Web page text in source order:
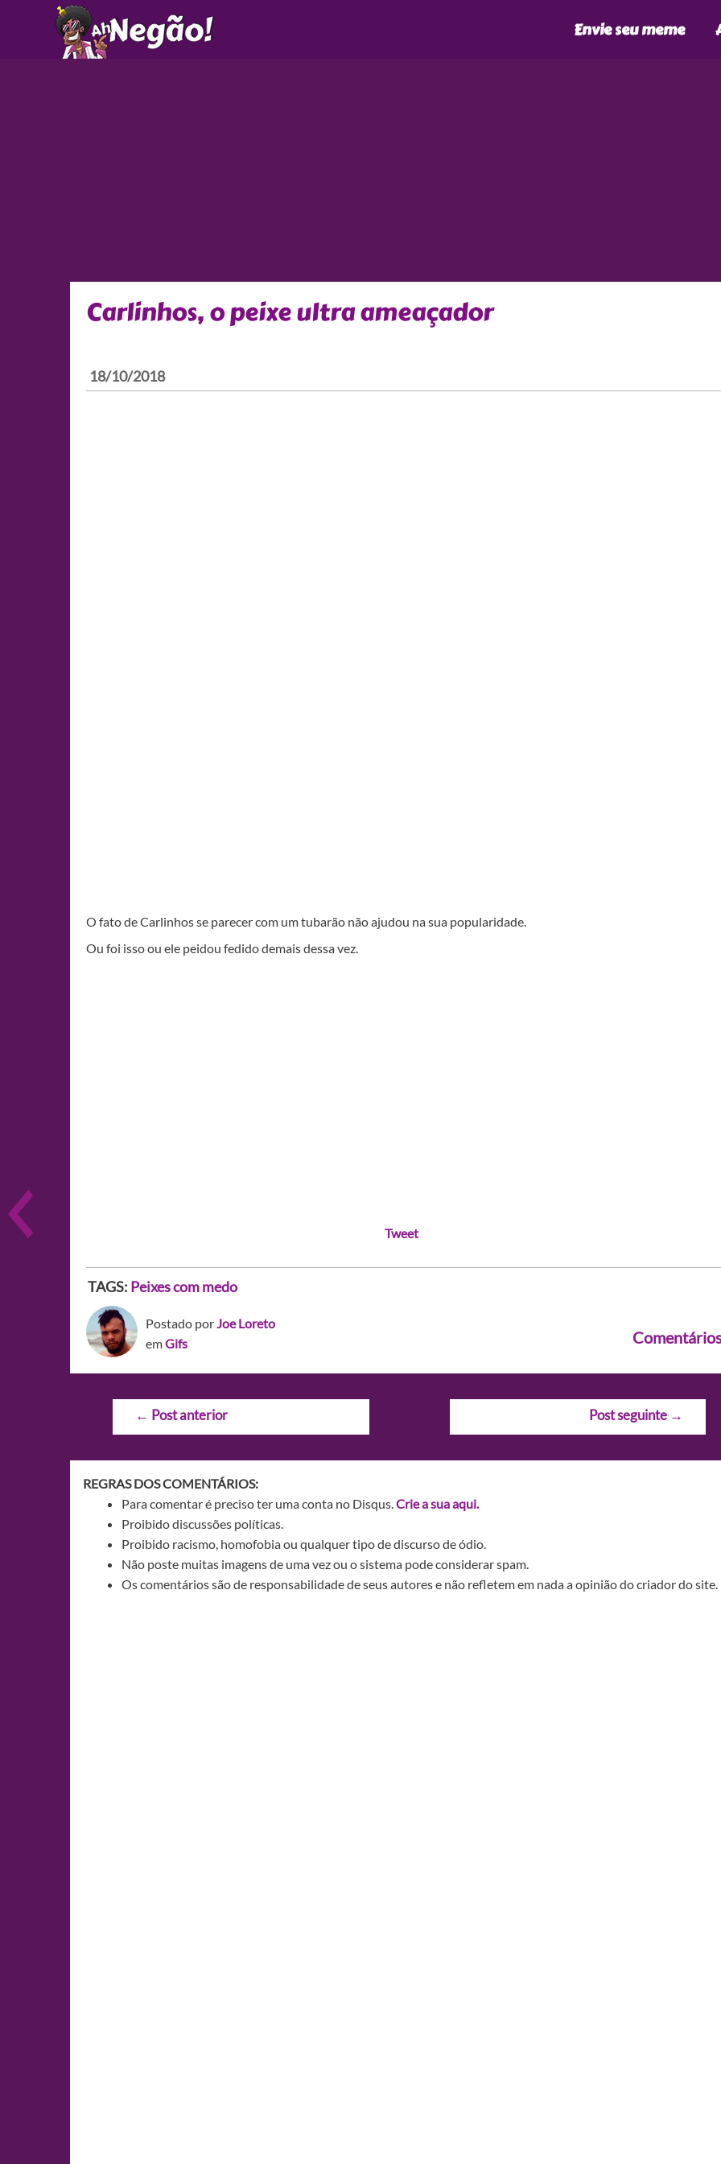
Envie seu meme
Carlinhos, o peixe ultra ameaçador
18/10/2018
O fato de Carlinhos se parecer com um tubarão não ajudou na sua popularidade.
Ou foi isso ou ele peidou fedido demais dessa vez.
Tweet
TAGS: Peixes com medo
Postado porJoe Loreto
emGifs
Navegação
← Post anterior Post seguinte →
REGRAS DOS COMENTÁRIOS:
Para comentar é preciso ter uma conta no Disqus.Crie a sua aqui.
Proibido discussões políticas.
Proibido racismo, homofobia ou qualquer tipo de discurso de ódio.
Não poste muitas imagens de uma vez ou o sistema pode considerar spam.
Os comentários são de responsabilidade de seus autores e não refletem em nada a opinião do criador do site.